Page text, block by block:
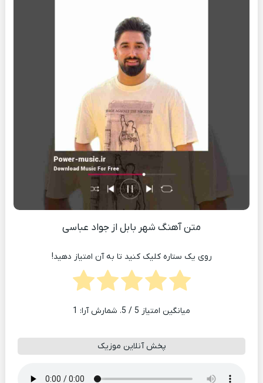
متن آهنگ شهر بابل از جواد عباسی
روی یک ستاره کلیک کنید تا به آن امتیاز دهید!
میانگین امتیاز 5 / 5. شمارش آرا: 1
پخش آنلاین موزیک